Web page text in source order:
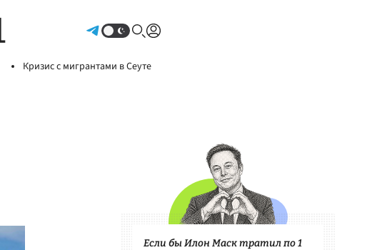
Кризис с мигрантами в Сеуте
Если бы Илон Маск тратил по 1